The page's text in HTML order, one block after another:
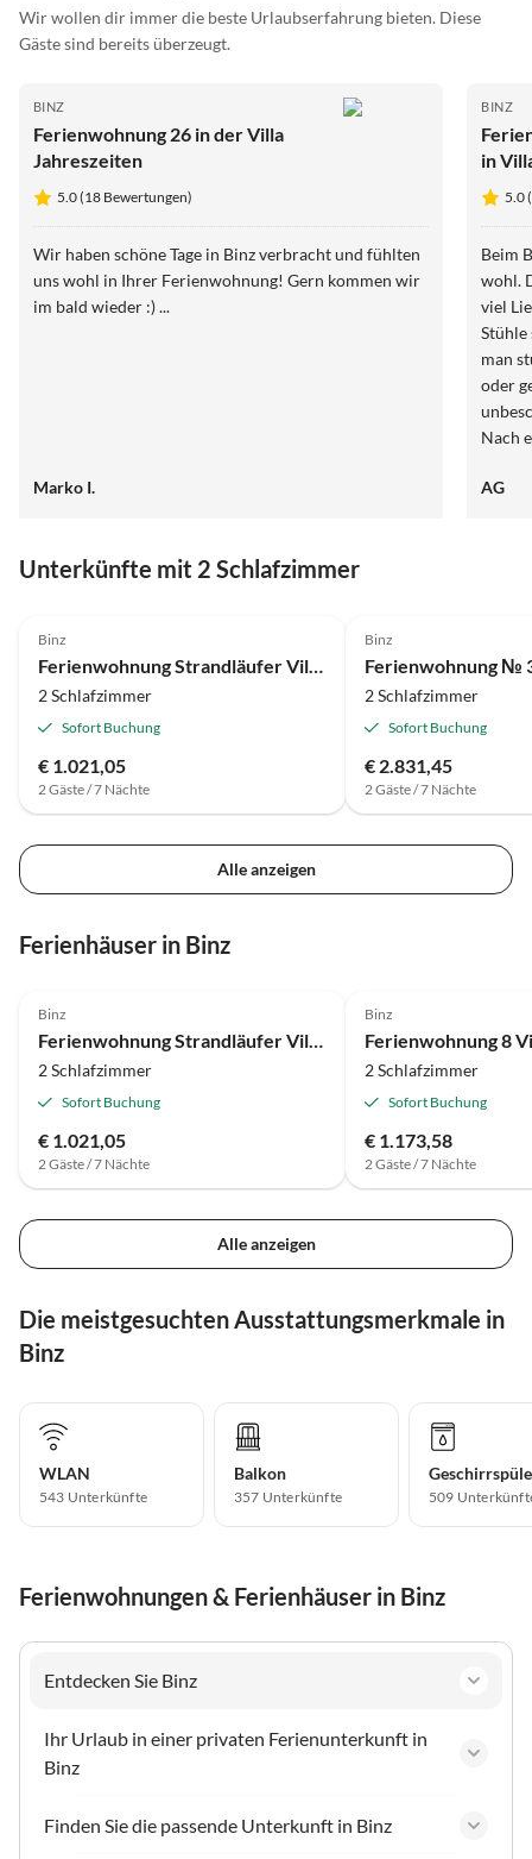
Wir wollen dir immer die beste Urlaubserfahrung bieten. Diese
Gäste sind bereits überzeugt.
BINZ
Ferienwohnung 26 in der Villa
Jahreszeiten
5.0 (18 Bewertungen)
Wir haben schöne Tage in Binz verbracht und fühlten
uns wohl in Ihrer Ferienwohnung! Gern kommen wir
im bald wieder :) ...
Marko I.
BINZ
in
5.0
Beim
wohl.
viel Liebe
Stühle
man
oder
Nach
AG
Unterkünfte mit 2 Schlafzimmer
Binz
Ferienwohnung Strandläufer Villa Malte
2 Schlafzimmer
Sofort Buchung
€ 1.021,05
2 Gäste / 7 Nächte
Binz
2 Schlafzimmer
Sofort Buchung
€ 2.831,45
2 Gäste / 7 Nächte
Alle anzeigen
Ferienhäuser in Binz
Binz
Ferienwohnung Strandläufer Villa Malte
2 Schlafzimmer
Sofort Buchung
€ 1.021,05
2 Gäste / 7 Nächte
Binz
Ferienwohnung 8
2 Schlafzimmer
Sofort Buchung
€ 1.173,58
2 Gäste / 7 Nächte
Alle anzeigen
Die meistgesuchten Ausstattungsmerkmale in
Binz
WLAN
543 Unterkünfte
Balkon
357 Unterkünfte 509
Ferienwohnungen & Ferienhäuser in Binz
Entdecken Sie Binz
Ihr Urlaub in einer privaten Ferienunterkunft in
Binz
Finden Sie die passende Unterkunft in Binz